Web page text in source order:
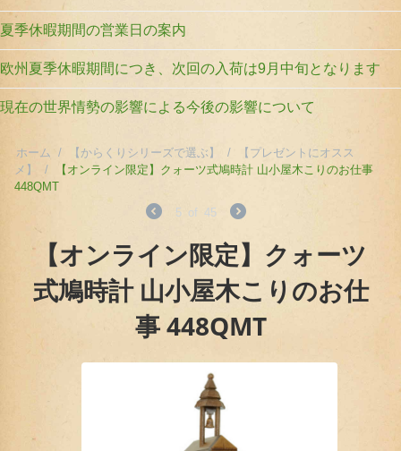
夏季休暇期間の営業日の案内
欧州夏季休暇期間につき、次回の入荷は9月中旬となります
現在の世界情勢の影響による今後の影響について
ホーム / 【からくりシリーズで選ぶ】 /
【プレゼントにオスス
メ】
/
【オンライン限定】クォーツ式鳩時計 山小屋木こりのお仕事
448QMT
5 of 45
【オンライン限定】クォーツ
式鳩時計 山小屋木こりのお仕
事 448QMT